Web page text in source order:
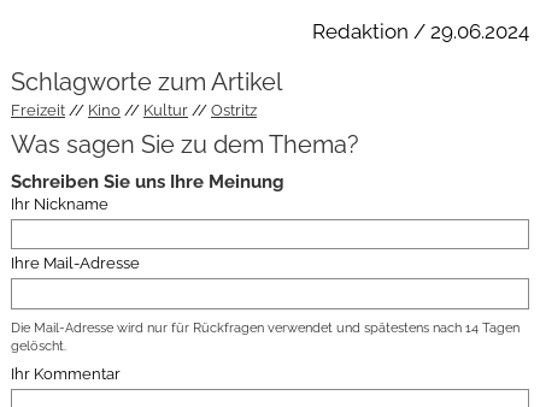
Redaktion / 29.06.2024
Schlagworte zum Artikel
Freizeit Kino Kultur Ostritz
Was sagen Sie zu dem Thema?
Schreiben Sie uns Ihre Meinung
Ihr Nickname
Ihre Mail-Adresse
Die Mail-Adresse wird nur für Rückfragen verwendet und spätestens nach 14 Tagen
gelöscht.
Ihr Kommentar